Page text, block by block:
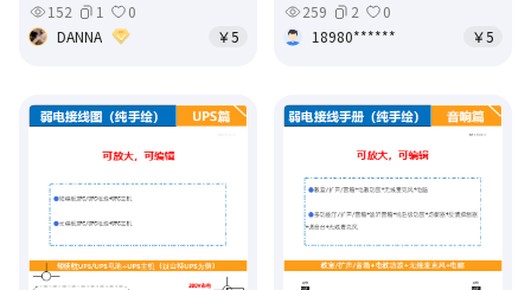
152
1
0
DANNA
￥5
259
2
0
18980******
￥5